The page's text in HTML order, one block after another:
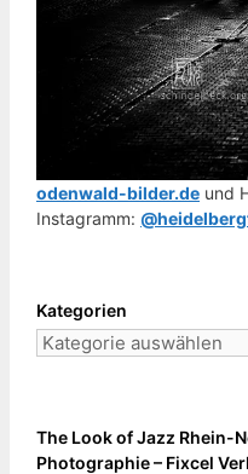
odenwald-bilder.de und
Instagramm:
Kategorien
Kategorien
The Look of Jazz Rhein-
Photographie – Fixcel